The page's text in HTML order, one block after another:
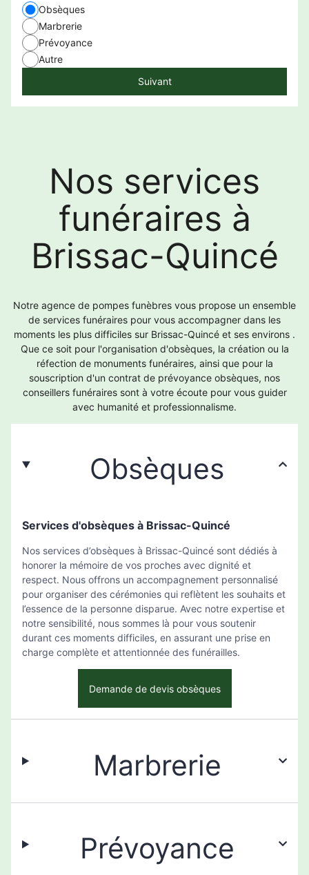
Obsèques
Marbrerie
Prévoyance
Autre
Suivant
Nos services
funéraires à
Brissac-Quincé
Notre agence de pompes funèbres vous propose un ensemble
de services funéraires pour vous accompagner dans les
moments les plus difficiles sur Brissac-Quincé et ses environs .
Que ce soit pour l'organisation d'obsèques, la création ou la
réfection de monuments funéraires, ainsi que pour la
souscription d'un contrat de prévoyance obsèques, nos
conseillers funéraires sont à votre écoute pour vous guider
avec humanité et professionnalisme.
Obsèques
Services d'obsèques à Brissac-Quincé
Nos services d’obsèques à Brissac-Quincé sont dédiés à
honorer la mémoire de vos proches avec dignité et
respect. Nous offrons un accompagnement personnalisé
pour organiser des cérémonies qui reflètent les souhaits et
l’essence de la personne disparue. Avec notre expertise et
notre sensibilité, nous sommes là pour vous soutenir
durant ces moments difficiles, en assurant une prise en
charge complète et attentionnée des funérailles.
Demande de devis obsèques
Marbrerie
Prévoyance